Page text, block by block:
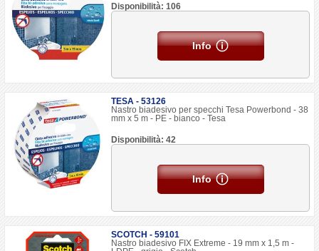
Disponibilità: 106
Info
TESA - 53126
Nastro biadesivo per specchi Tesa Powerbond - 38
mm x 5 m - PE - bianco - Tesa
Disponibilità: 42
Info
SCOTCH - 59101
Nastro biadesivo FIX Extreme - 19 mm x 1,5 m -